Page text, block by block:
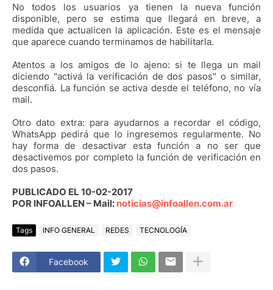
No todos los usuarios ya tienen la nueva función
disponible, pero se estima que llegará en breve, a
medida que actualicen la aplicación. Este es el mensaje
que aparece cuando terminamos de habilitarla.
Atentos a los amigos de lo ajeno: si te llega un mail
diciendo "activá la verificación de dos pasos" o similar,
desconfiá. La función se activa desde el teléfono, no vía
mail.
Otro dato extra: para ayudarnos a recordar el código,
WhatsApp pedirá que lo ingresemos regularmente. No
hay forma de desactivar esta función a no ser que
desactivemos por completo la función de verificación en
dos pasos.
PUBLICADO EL 10-02-2017
POR INFOALLEN – Mail: noticias@infoallen.com.ar
Tags INFO GENERAL REDES TECNOLOGÍA
Facebook